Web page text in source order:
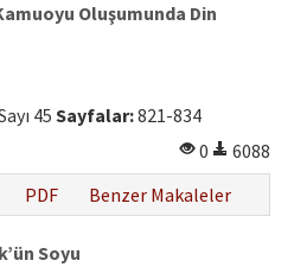
Oluşumunda Din
45 Sayfalar:821-834
0
6088
PDF Benzer Makaleler
Soyu